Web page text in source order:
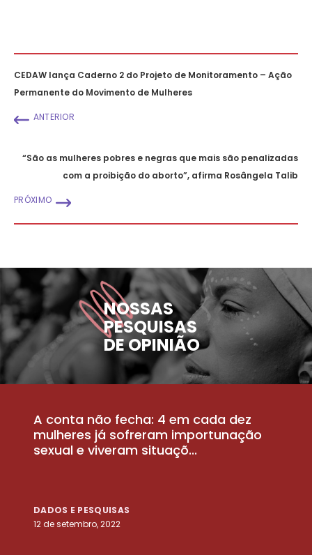
CEDAW lança Caderno 2 do Projeto de Monitoramento – Ação
Permanente do Movimento de Mulheres
ANTERIOR
“São as mulheres pobres e negras que mais são penalizadas
com a proibição do aborto”, afirma Rosângela Talib
PRÓXIMO
NOSSAS
PESQUISAS
DE OPINIÃO
A conta não fecha: 4 em cada dez
mulheres já sofreram importunação
sexual e viveram situaçõ...
DADOS E PESQUISAS
12 de setembro, 2022